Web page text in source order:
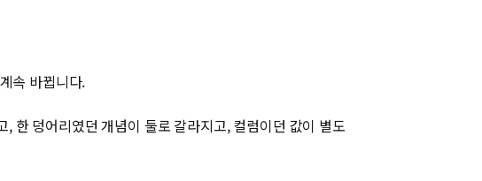
속 바뀝니다.
한 덩어리였던 개념이 둘로 갈라지고, 컬럼이던 값이 별도